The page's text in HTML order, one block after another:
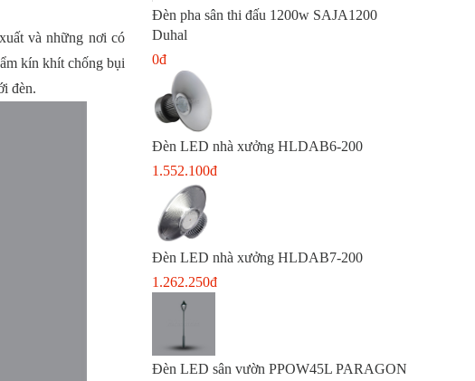
và những nơi có
kín khít chống bụi
đèn.
Đèn pha sân thi đấu 1200w SAJA1200
Duhal
0đ
Đèn LED nhà xưởng HLDAB6-200
1.552.100đ
Đèn LED nhà xưởng HLDAB7-200
1.262.250đ
Đèn LED sân vườn PPOW45L PARAGON